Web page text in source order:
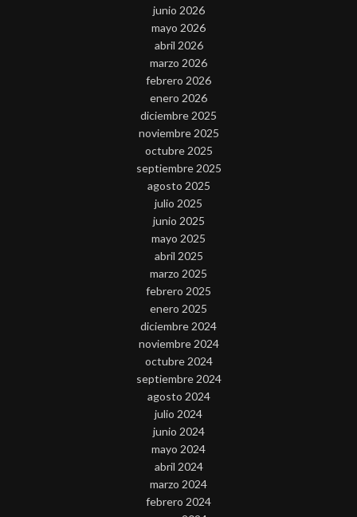
junio 2026
mayo 2026
abril 2026
marzo 2026
febrero 2026
enero 2026
diciembre 2025
noviembre 2025
octubre 2025
septiembre 2025
agosto 2025
julio 2025
junio 2025
mayo 2025
abril 2025
marzo 2025
febrero 2025
enero 2025
diciembre 2024
noviembre 2024
octubre 2024
septiembre 2024
agosto 2024
julio 2024
junio 2024
mayo 2024
abril 2024
marzo 2024
febrero 2024